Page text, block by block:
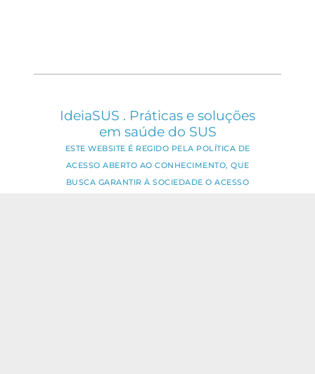
IdeiaSUS . Práticas e soluções
em saúde do SUS
ESTE WEBSITE É REGIDO PELA POLÍTICA DE
ACESSO ABERTO AO CONHECIMENTO, QUE
BUSCA GARANTIR À SOCIEDADE O ACESSO